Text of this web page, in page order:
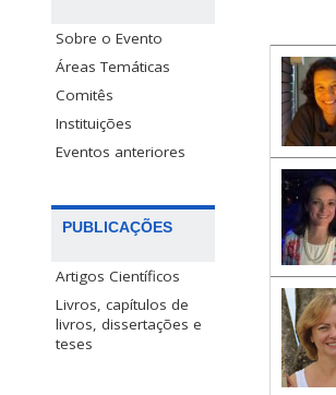
Sobre o Evento
Áreas Temáticas
Comitês
Instituições
Eventos anteriores
PUBLICAÇÕES
Artigos Científicos
Livros, capítulos de
livros, dissertações e
teses